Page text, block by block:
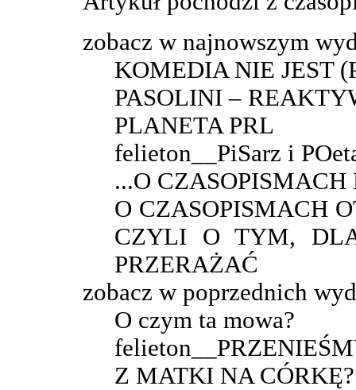
zobacz w najnowszym
KOMEDIA NIE JEST
PASOLINI –
PLANETA PRL
felieton__PiSarz i
...O
O CZASOPISMACH
CZYLI O TYM,
PRZERAŻAĆ
zobacz w poprzednich
O czym ta mowa?
Z MATKI NA CÓRKĘ?